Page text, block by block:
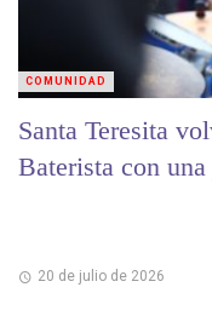
Santa Teresita
Baterista con
20 de julio de 2026
COMUNIDAD